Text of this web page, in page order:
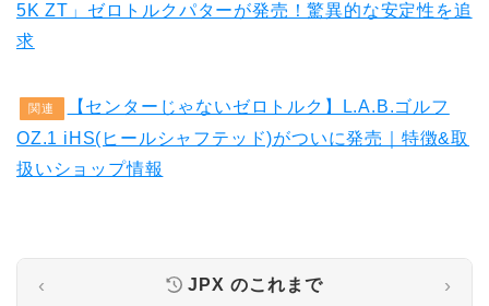
5K ZT」ゼロトルクパターが発売！驚異的な安定性を追
求
関連
【センターじゃないゼロトルク】L.A.B.ゴルフ
OZ.1 iHS(ヒールシャフテッド)がついに発売｜特徴&取
扱いショップ情報
‹ JPX のこれまで ›